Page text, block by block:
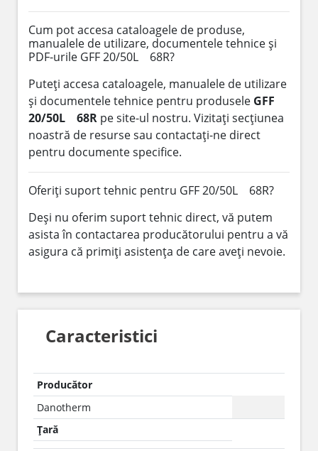
Cum pot accesa cataloagele de produse,
manualele de utilizare, documentele tehnice și
PDF-urile GFF 20/50L 68R?
Puteți accesa cataloagele, manualele de utilizare
și documentele tehnice pentru produsele GFF
20/50L 68R pe site-ul nostru. Vizitați secțiunea
noastră de resurse sau contactați-ne direct
pentru documente specifice.
Oferiți suport tehnic pentru GFF 20/50L 68R?
Deși nu oferim suport tehnic direct, vă putem
asista în contactarea producătorului pentru a vă
asigura că primiți asistența de care aveți nevoie.
Caracteristici
Producător
Danotherm
Țară